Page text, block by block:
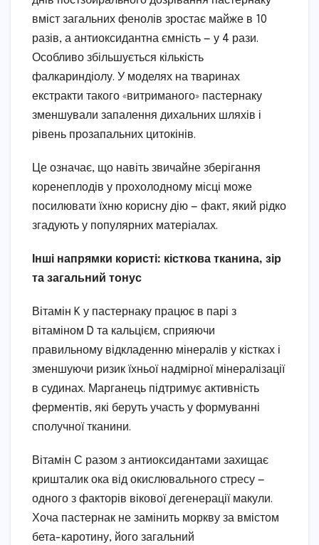
вміст загальних фенолів зростає майже в 10
разів, а антиоксидантна ємність — у 4 рази.
Особливо збільшується кількість
фалкариндіолу. У моделях на тваринах
екстракти такого «витриманого» пастернаку
зменшували запалення дихальних шляхів і
рівень прозапальних цитокінів.
Це означає, що навіть звичайне зберігання
коренеплодів у прохолодному місці може
посилювати їхню корисну дію — факт, який рідко
згадують у популярних матеріалах.
Інші напрямки користі: кісткова тканина, зір
та загальний тонус
Вітамін K у пастернаку працює в парі з
вітаміном D та кальцієм, сприяючи
правильному відкладенню мінералів у кістках і
зменшуючи ризик їхньої надмірної мінералізації
в судинах. Марганець підтримує активність
ферментів, які беруть участь у формуванні
сполучної тканини.
Вітамін С разом з антиоксидантами захищає
кришталик ока від окислювального стресу —
одного з факторів вікової дегенерації макули.
Хоча пастернак не замінить моркву за вмістом
бета-каротину, його загальний